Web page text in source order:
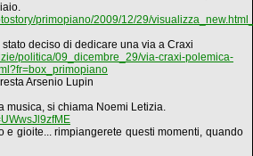
primopiano/2009/12/29/
deciso di dedicare una via a Craxi
politica/09_dicembre_29/via-craxi-polemica-
Arsenio Lupin
musica, si chiama Noemi Letizia.
e gioite... rimpiangerete questi momenti, quando